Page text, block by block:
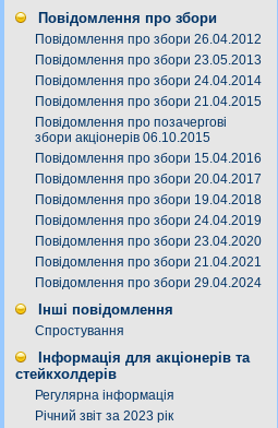
Повідомлення про збори
Повідомлення про збори 26.04.2012
Повідомлення про збори 23.05.2013
Повідомлення про збори 24.04.2014
Повідомлення про збори 21.04.2015
Повідомлення про позачергові
збори акціонерів 06.10.2015
Повідомлення про збори 15.04.2016
Повідомлення про збори 20.04.2017
Повідомлення про збори 19.04.2018
Повідомлення про збори 24.04.2019
Повідомлення про збори 23.04.2020
Повідомлення про збори 21.04.2021
Повідомлення про збори 29.04.2024
Інші повідомлення
Спростування
Інформація для акціонерів та
стейкхолдерів
Регулярна інформація
Річний звіт за 2023 рік